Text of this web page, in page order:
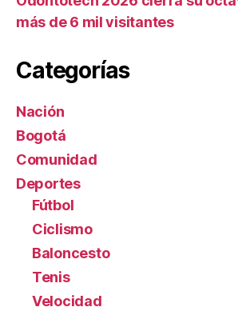
más de 6 mil visitantes
Categorías
Nación
Bogotá
Comunidad
Deportes
Fútbol
Ciclismo
Baloncesto
Tenis
Velocidad